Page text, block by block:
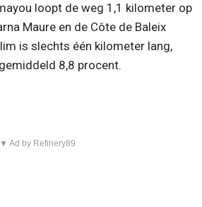
loopt de weg 1,1 kilometer op
Maure en de Côte de Baleix
is slechts één kilometer lang,
8,8 procent.
▼ Ad by Refinery89